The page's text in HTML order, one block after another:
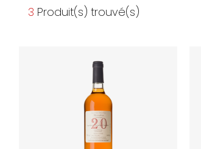
3 Produit(s) trouvé(s)